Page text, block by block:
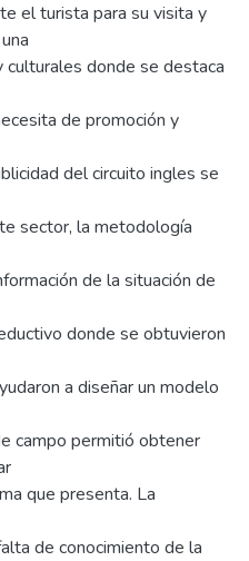
el turista para su visita y
donde se destaca
de promoción y
del circuito ingles se
sector, la metodología
de la situación de
donde se obtuvieron
a diseñar un modelo
campo permitió obtener
que presenta. La
de conocimiento de la